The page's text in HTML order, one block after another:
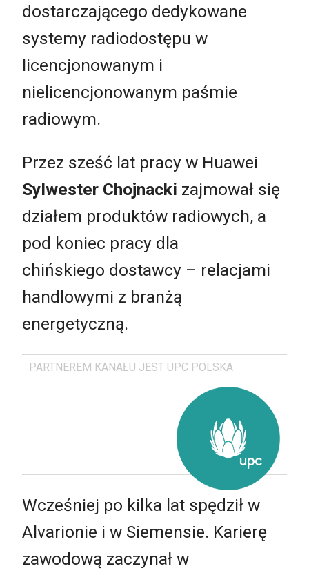
dostarczającego dedykowane
systemy radiodostępu w
licencjonowanym i
nielicencjonowanym paśmie
radiowym.
Przez sześć lat pracy w Huawei
Sylwester Chojnacki zajmował się
działem produktów radiowych, a
pod koniec pracy dla
chińskiego dostawcy – relacjami
handlowymi z branżą
energetyczną.
PARTNEREM KANAŁU JEST UPC POLSKA
Wcześniej po kilka lat spędził w
Alvarionie i w Siemensie. Karierę
zawodową zaczynał w